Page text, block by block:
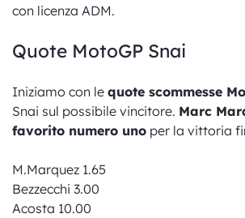
con licenza ADM.
Quote MotoGP Snai
Iniziamo con le quote scommesse
Snai sul possibile vincitore. Marc
favorito numero uno per la vittoria
M.Marquez 1.65
Bezzecchi 3.00
Acosta 10.00